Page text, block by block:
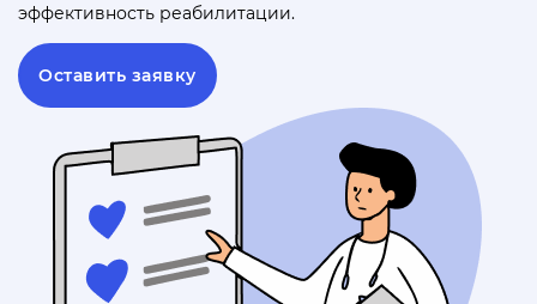
эффективность реабилитации.
Оставить заявку